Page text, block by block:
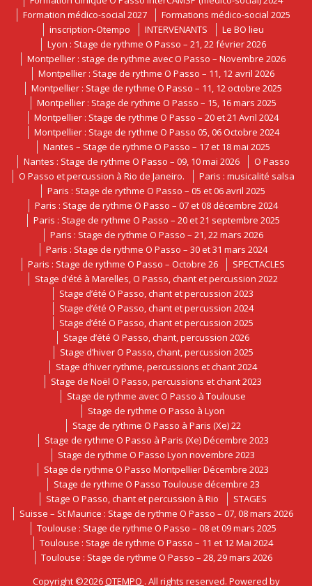
Formation médico-social 2027
Formations médico-social 2025
inscription-Otempo
INTERVENANTS
Le BO lieu
Lyon : Stage de rythme O Passo – 21, 22 février 2026
Montpellier : stage de rythme avec O Passo – Novembre 2026
Montpellier : Stage de rythme O Passo – 11, 12 avril 2026
Montpellier : Stage de rythme O Passo – 11, 12 octobre 2025
Montpellier : Stage de rythme O Passo – 15, 16 mars 2025
Montpellier : Stage de rythme O Passo – 20 et 21 Avril 2024
Montpellier : Stage de rythme O Passo 05, 06 Octobre 2024
Nantes – Stage de rythme O Passo – 17 et 18 mai 2025
Nantes : Stage de rythme O Passo – 09, 10 mai 2026
O Passo
O Passo et percussion à Rio de Janeiro.
Paris : musicalité salsa
Paris : Stage de rythme O Passo – 05 et 06 avril 2025
Paris : Stage de rythme O Passo – 07 et 08 décembre 2024
Paris : Stage de rythme O Passo – 20 et 21 septembre 2025
Paris : Stage de rythme O Passo – 21, 22 mars 2026
Paris : Stage de rythme O Passo – 30 et 31 mars 2024
Paris : Stage de rythme O Passo – Octobre 26
SPECTACLES
Stage d’été à Marelles, O Passo, chant et percussion 2022
Stage d’été O Passo, chant et percussion 2023
Stage d’été O Passo, chant et percussion 2024
Stage d’été O Passo, chant et percussion 2025
Stage d’été O Passo, chant, percussion 2026
Stage d’hiver O Passo, chant, percussion 2025
Stage d’hiver rythme, percussions et chant 2024
Stage de Noël O Passo, percussions et chant 2023
Stage de rythme avec O Passo à Toulouse
Stage de rythme O Passo à Lyon
Stage de rythme O Passo à Paris (Xe) 22
Stage de rythme O Passo à Paris (Xe) Décembre 2023
Stage de rythme O Passo Lyon novembre 2023
Stage de rythme O Passo Montpellier Décembre 2023
Stage de rythme O Passo Toulouse décembre 23
Stage O Passo, chant et percussion à Rio
STAGES
Suisse – St Maurice : Stage de rythme O Passo – 07, 08 mars 2026
Toulouse : Stage de rythme O Passo – 08 et 09 mars 2025
Toulouse : Stage de rythme O Passo – 11 et 12 Mai 2024
Toulouse : Stage de rythme O Passo – 28, 29 mars 2026
Copyright ©2026OTEMPO . All rights reserved. Powered by